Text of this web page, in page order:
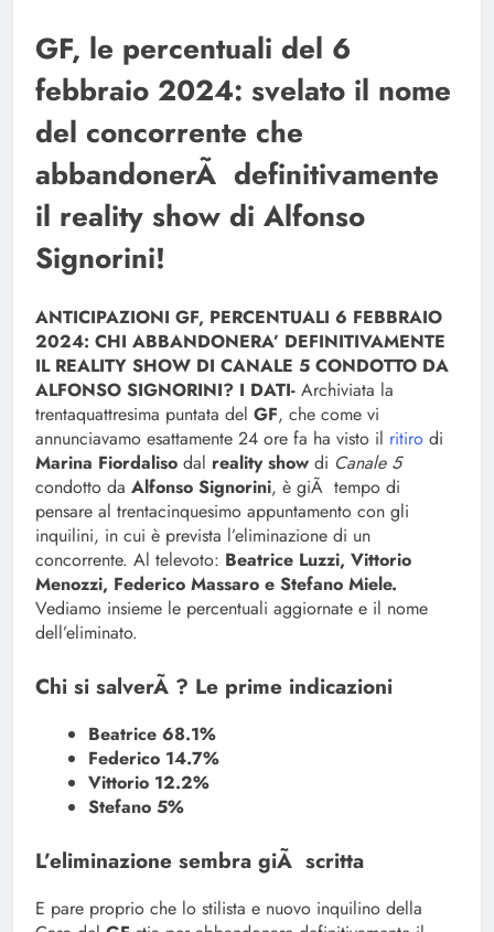
GF, le percentuali del 6
febbraio 2024: svelato il nome
del concorrente che
abbandonerÃ definitivamente
il reality show di Alfonso
Signorini!
ANTICIPAZIONI GF, PERCENTUALI 6 FEBBRAIO
2024: CHI ABBANDONERA’ DEFINITIVAMENTE
IL REALITY SHOW DI CANALE 5 CONDOTTO DA
ALFONSO SIGNORINI? I DATI- Archiviata la
trentaquattresima puntata del GF, che come vi
annunciavamo esattamente 24 ore fa ha visto il ritiro di
Marina Fiordaliso dal reality show di Canale 5
condotto da Alfonso Signorini, è giÃ tempo di
pensare al trentacinquesimo appuntamento con gli
inquilini, in cui è prevista l’eliminazione di un
concorrente. Al televoto: Beatrice Luzzi, Vittorio
Menozzi, Federico Massaro e Stefano Miele.
Vediamo insieme le percentuali aggiornate e il nome
dell’eliminato.
Chi si salverÃ ? Le prime indicazioni
Beatrice 68.1%
Federico 14.7%
Vittorio 12.2%
Stefano 5%
L’eliminazione sembra giÃ scritta
E pare proprio che lo stilista e nuovo inquilino della